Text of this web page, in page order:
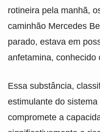
rotineira pela manhã,
caminhão Mercedes
parado, estava em
anfetamina, conhecido
Essa substância,
estimulante do
compromete a